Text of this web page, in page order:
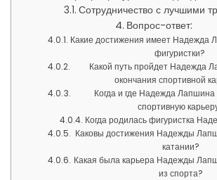
Сотрудничество с лучшими
Вопрос-ответ:
Какие достижения имеет Надежда
фигуристки?
Какой путь пройдет Надежда
окончания спортивной
Когда и где Надежда
спортивную
Когда родилась фигуристка
Каковы достижения Надежды
катании?
Какая была карьера Надежды
из спорта?